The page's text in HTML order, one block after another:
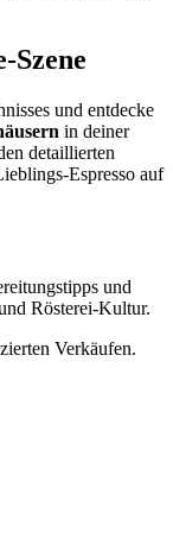
Szene
und entdecke
in deiner
detaillierten
Espresso auf
und
Rösterei-Kultur.
Verkäufen.